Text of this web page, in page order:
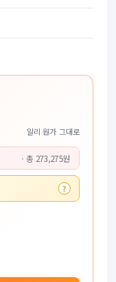
알리 원가 그대로
· 총 273,275원
?